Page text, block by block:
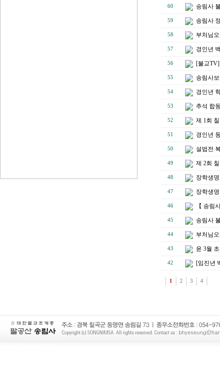
60 송림사
59 송림사
58 부처님
57 경인년
56 [불교
55 송림사
54 경인년
53 추석 합
52 제 1회
51 경인년
50 설법전
49 제 2회
48 장학생
47 장학생
46 【 송림
45 송림사
44 부처님
43 윤 3월
42 [임진년
1 2 3 4